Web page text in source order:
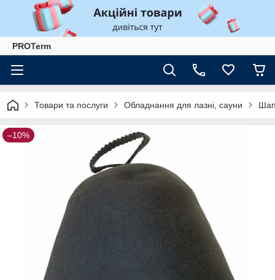
PROTerm
Товари та послуги Обладнання для лазні, сауни
–10%